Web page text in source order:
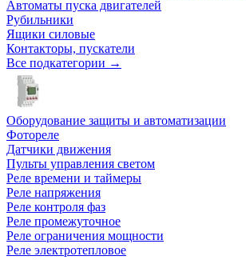
Автоматы пуска двигателей
Рубильники
Ящики силовые
Контакторы, пускатели
Все подкатегории →
Оборудование защиты и автоматизации
Фотореле
Датчики движения
Пульты управления светом
Реле времени и таймеры
Реле напряжения
Реле контроля фаз
Реле промежуточное
Реле ограничения мощности
Реле электротепловое